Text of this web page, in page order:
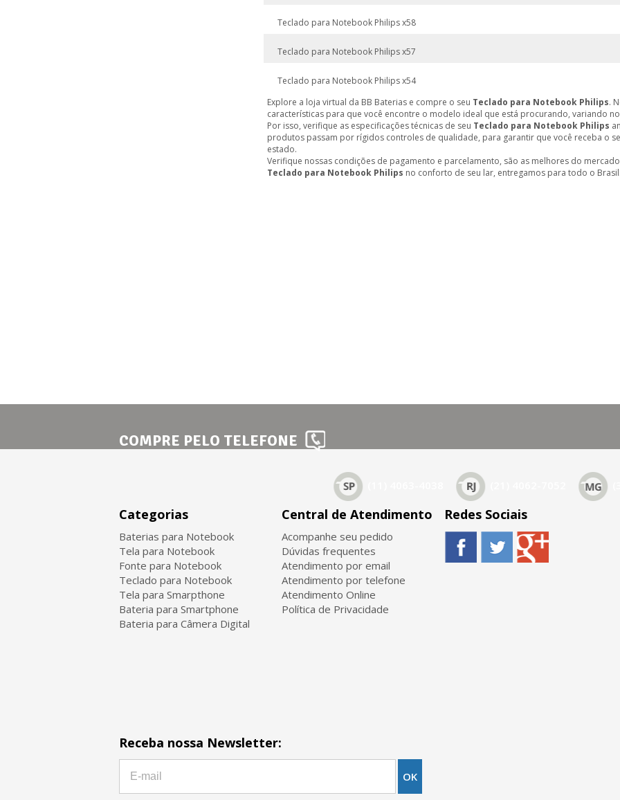
Teclado para Notebook Philips x58
Teclado para Notebook Philips x57
Teclado para Notebook Philips x54
Explore a loja virtual da BB Baterias e compre o seu Teclado para Notebook Philips.
características para que você encontre o modelo ideal que está procurando, variando
Por isso, verifique as especificações técnicas de seu Teclado para Notebook Philips
produtos passam por rígidos controles de qualidade, para garantir que você receba o
estado.
Verifique nossas condições de pagamento e parcelamento, são as melhores do
Teclado para Notebook Philips no conforto de seu lar, entregamos para todo o Brasil.
COMPRE PELO TELEFONE
Categorias
Baterias para Notebook
Tela para Notebook
Fonte para Notebook
Teclado para Notebook
Tela para Smarpthone
Bateria para Smartphone
Bateria para Câmera Digital
Central de Atendimento
Acompanhe seu pedido
Dúvidas frequentes
Atendimento por email
Atendimento por telefone
Atendimento Online
Política de Privacidade
Redes Sociais
Receba nossa Newsletter: